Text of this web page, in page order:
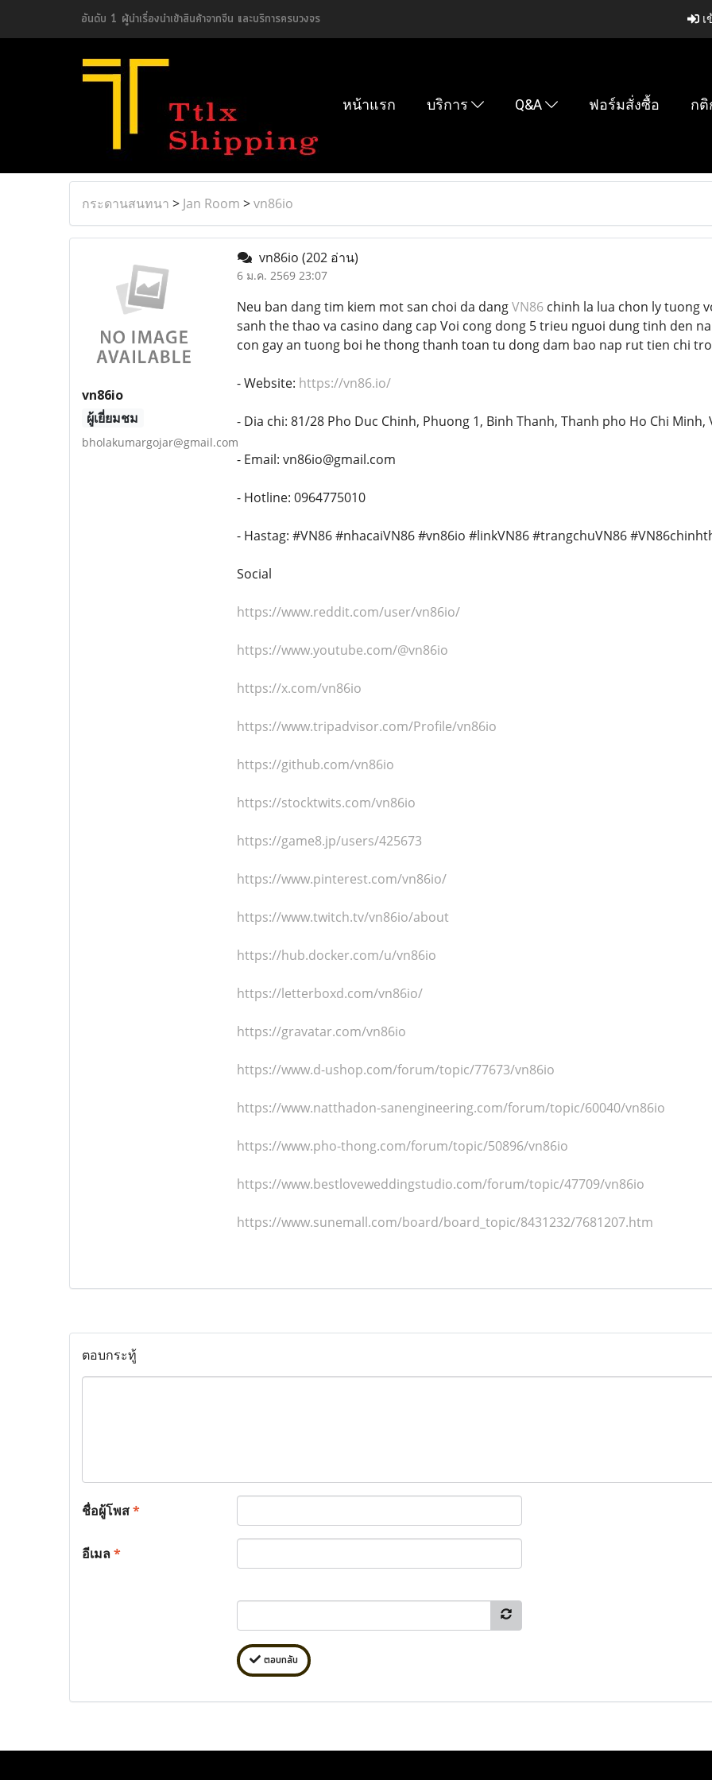
อันดับ 1 ผู้นำเรื่องนำเข้าสินค้าจากจีน และบริการครบวงจร เ
หน้าแรก บริการ Q&A ฟอร์มสั่งซื้อ กติ
กระดานสนทนา > Jan Room >vn86io
vn86io
ผู้เยี่ยมชม
bholakumargojar@gmail.com
vn86io (202 อ่าน)
6 ม.ค. 2569 23:07
Neu ban dang tim kiem mot san choi da dangVN86chinh la lua chon ly tuong
sanh the thao va casino dang cap Voi cong dong 5 trieu nguoi dung tinh den
con gay an tuong boi he thong thanh toan tu dong dam bao nap rut tien chi
- Website: https://vn86.io/
- Dia chi: 81/28 Pho Duc Chinh, Phuong 1, Binh Thanh, Thanh pho Ho Chi Minh,
- Email: vn86io@gmail.com
- Hotline: 0964775010
- Hastag: #VN86 #nhacaiVN86 #vn86io #linkVN86 #trangchuVN86
Social
https://www.reddit.com/user/vn86io/
https://www.youtube.com/@vn86io
https://x.com/vn86io
https://www.tripadvisor.com/Profile/vn86io
https://github.com/vn86io
https://stocktwits.com/vn86io
https://game8.jp/users/425673
https://www.pinterest.com/vn86io/
https://www.twitch.tv/vn86io/about
https://hub.docker.com/u/vn86io
https://letterboxd.com/vn86io/
https://gravatar.com/vn86io
https://www.d-ushop.com/forum/topic/77673/vn86io
https://www.natthadon-sanengineering.com/forum/topic/60040/vn86io
https://www.pho-thong.com/forum/topic/50896/vn86io
https://www.bestloveweddingstudio.com/forum/topic/47709/vn86io
https://www.sunemall.com/board/board_topic/8431232/7681207.htm
ตอบกระทู้
ชื่อผู้โพส*
อีเมล*
ตอบกลับ